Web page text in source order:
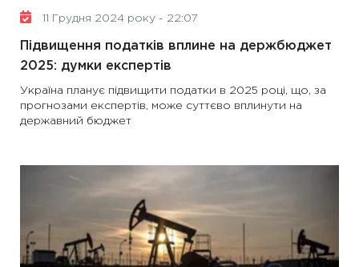
11 Грудня 2024 року - 22:07
Підвищення податків вплине на держбюджет
2025: думки експертів
Україна планує підвищити податки в 2025 році, що, за
прогнозами експертів, може суттєво вплинути на
державний бюджет